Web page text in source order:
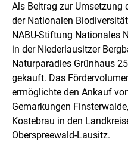
i
l
d
i
n
e
i
n
e
r
v
e
Als Beitrag zur Umsetzung
der Nationalen
NABU-Stiftung Nationales
in der Niederlausitzer
Naturparadies Grünhaus
gekauft. Das
ermöglichte den Ankauf
Gemarkungen
Kostebrau in den
Oberspreewald-Lausitz.